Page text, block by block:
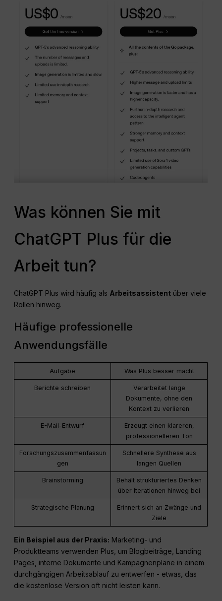
Was können Sie mit
ChatGPT Plus für die
Arbeit tun?
ChatGPT Plus wird häufig als Arbeitsassistent über viele
Rollen hinweg.
Häufige professionelle
Anwendungsfälle
Aufgabe Was Plus besser macht
Berichte schreiben
Verarbeitet lange
Dokumente, ohne den
Kontext zu verlieren
E-Mail-Entwurf
Erzeugt einen klareren,
professionelleren Ton
Forschungszusammenfassun
gen
Schnellere Synthese aus
langen Quellen
Brainstorming
Behält strukturiertes Denken
über Iterationen hinweg bei
Strategische Planung
Erinnert sich an Zwänge und
Ziele
Ein Beispiel aus der Praxis: Marketing- und
Produktteams verwenden Plus, um Blogbeiträge, Landing
Pages, interne Dokumente und Kampagnenpläne in einem
durchgängigen Arbeitsablauf zu entwerfen - etwas, das
die kostenlose Version oft nicht leisten kann.